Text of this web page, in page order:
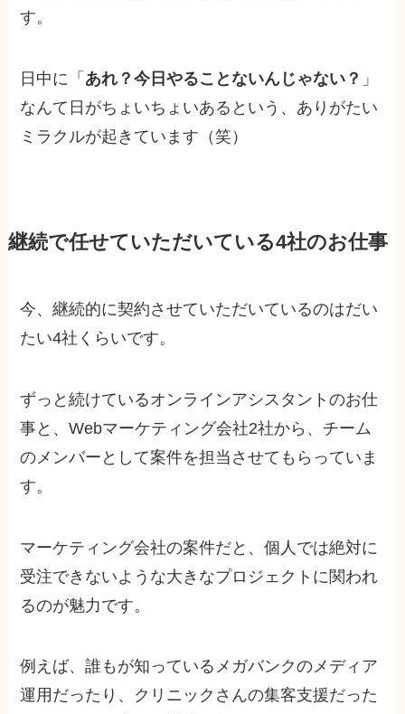
す。
日中に「 あれ？今日やることないんじゃない？ 」
なんて日がちょいちょいあるという、ありがたい
ミラクルが起きています（笑）
継続で任せていただいている4社のお仕事
今、継続的に契約させていただいているのはだい
たい4社くらいです。
ずっと続けているオンラインアシスタントのお仕
事と、Webマーケティング会社2社から、チーム
のメンバーとして案件を担当させてもらっていま
す。
マーケティング会社の案件だと、個人では絶対に
受注できないような大きなプロジェクトに関われ
るのが魅力です。
例えば、誰もが知っているメガバンクのメディア
運用だったり、クリニックさんの集客支援だった